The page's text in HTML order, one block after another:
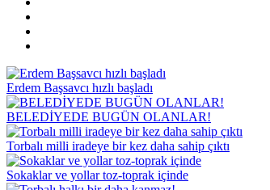
Erdem Başsavcı hızlı başladı
BELEDİYEDE BUGÜN OLANLAR!
Torbalı milli iradeye bir kez daha sahip çıktı
Sokaklar ve yollar toz-toprak içinde